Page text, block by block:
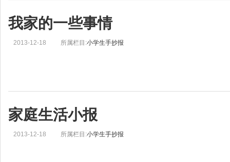
我家的一些事情
2013-12-18 所属栏目:小学生手抄报
家庭生活小报
2013-12-18 所属栏目:小学生手抄报